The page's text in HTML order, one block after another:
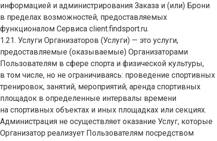
информацией и администрирования Заказа и (или) Брони
в пределах возможностей, предоставляемых
функционалом Сервиса client.findsport.ru.
1.21. Услуги Организаторов (Услуги) — это услуги,
предоставляемые (оказываемые) Организаторами
Пользователям в сфере спорта и физической культуры,
в том числе, но не ограничиваясь: проведение спортивных
тренировок, занятий, мероприятий, аренда спортивных
площадок в определенные интервалы времени
на спортивных объектах и иных площадках или секциях.
Администрация не осуществляет оказание Услуг, которые
Организатор реализует Пользователям посредством